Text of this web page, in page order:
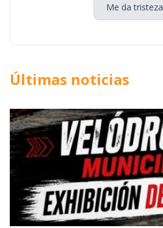
Me da tristeza
Últimas noticias